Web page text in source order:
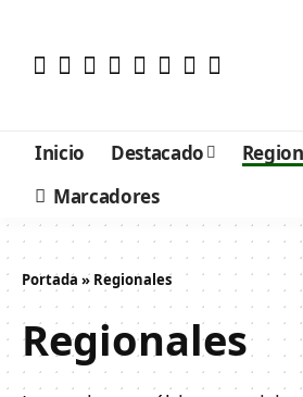
Inicio Destacado
Marcadores
Portada » Regionales
Regionales